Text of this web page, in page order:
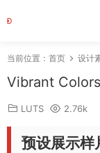
当前位置： 首页 设计
Vibrant
LUTS 2.76k
预设展示样